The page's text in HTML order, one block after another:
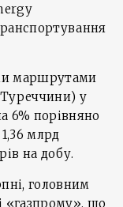
маршрутами
Туреччини) у
6% порівняно
млрд
на добу.
головним
«газпрому», що